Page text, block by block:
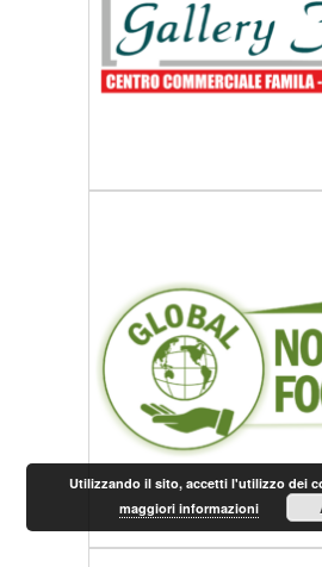
Utilizzando il sito, accetti l'utilizzo dei
maggiori informazioni